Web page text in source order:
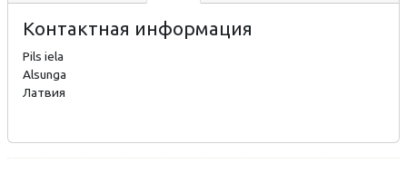
Контактная информация
Pils iela
Alsunga
Латвия